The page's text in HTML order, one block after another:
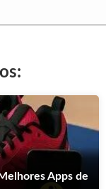
Apps de